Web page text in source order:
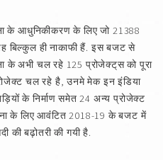
के आधुनिकीकरण के लिए जो 21388
बिल्कुल ही नाकाफी हैं. इस बजट से
के अभी चल रहे 125 प्रोजेक्ट्‌स को पूरा
चल रहे है, उनमे मेक इन इंडिया
के निर्माण समेत 24 अन्य प्रोजेक्ट
के लिए आवंंटित 2018-19 के बजट में
बढ़ोतरी की गयी है.